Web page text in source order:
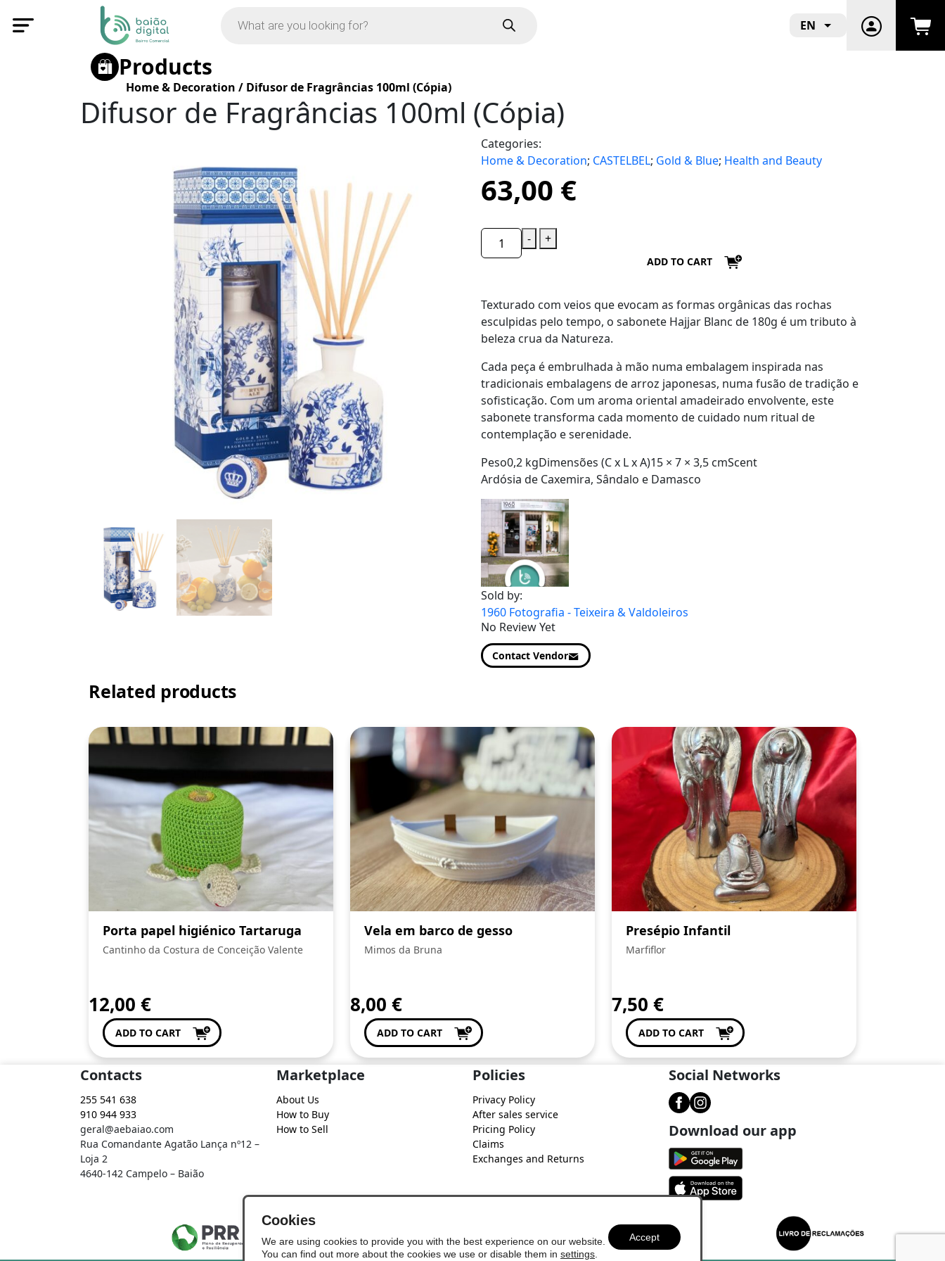
EN
Products
Home & Decoration / Difusor de Fragrâncias 100ml (Cópia)
Difusor de Fragrâncias 100ml (Cópia)
Categories:
Home & Decoration; CASTELBEL; Gold & Blue; Health and Beauty
63,00 €
- +
ADD TO CART
Texturado com veios que evocam as formas orgânicas das rochas
esculpidas pelo tempo, o sabonete Hajjar Blanc de 180g é um tributo à
beleza crua da Natureza.
Cada peça é embrulhada à mão numa embalagem inspirada nas
tradicionais embalagens de arroz japonesas, numa fusão de tradição e
sofisticação. Com um aroma oriental amadeirado envolvente, este
sabonete transforma cada momento de cuidado num ritual de
contemplação e serenidade.
Peso0,2 kgDimensões (C x L x A)15 × 7 × 3,5 cmScent
Ardósia de Caxemira, Sândalo e Damasco
Sold by:
1960 Fotografia - Teixeira & Valdoleiros
No Review Yet
Contact Vendor
Related products
Porta papel higiénico Tartaruga
Cantinho da Costura de Conceição Valente
12,00 €
ADD TO CART
Vela em barco de gesso
Mimos da Bruna
8,00 €
ADD TO CART
Presépio Infantil
Marfiflor
7,50 €
ADD TO CART
Contacts
255 541 638
910 944 933
geral@aebaiao.com
Rua Comandante Agatão Lança nº12 –
Loja 2
4640-142 Campelo – Baião
Marketplace
About Us
How to Buy
How to Sell
Policies
Privacy Policy
After sales service
Pricing Policy
Claims
Exchanges and Returns
Social Networks
Download our app
Cookies
We are using cookies to provide you with the best experience on our website.
You can find out more about the cookies we use or disable them in settings
Accept